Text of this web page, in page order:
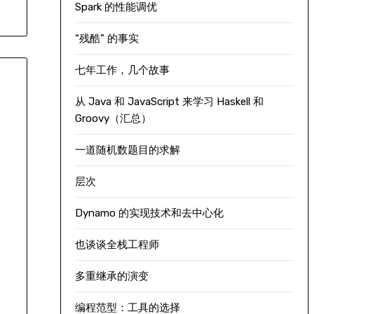
Spark 的性能调优
“残酷” 的事实
七年工作，几个故事
从 Java 和 JavaScript 来学习 Haskell 和
Groovy（汇总）
一道随机数题目的求解
层次
Dynamo 的实现技术和去中心化
也谈谈全栈工程师
多重继承的演变
编程范型：工具的选择